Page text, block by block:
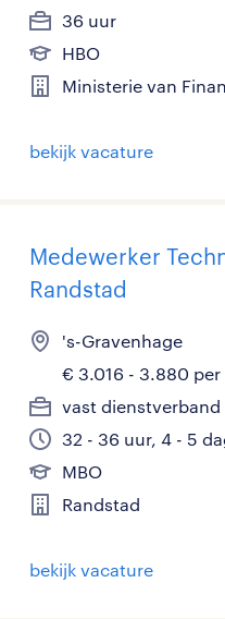
36 uur
HBO
Ministerie van
bekijk vacature
Medewerker
Randstad
's-Gravenhage
€ 3.016 - 3.880 per
vast dienstverband
32 - 36 uur, 4 - 5
MBO
Randstad
bekijk vacature